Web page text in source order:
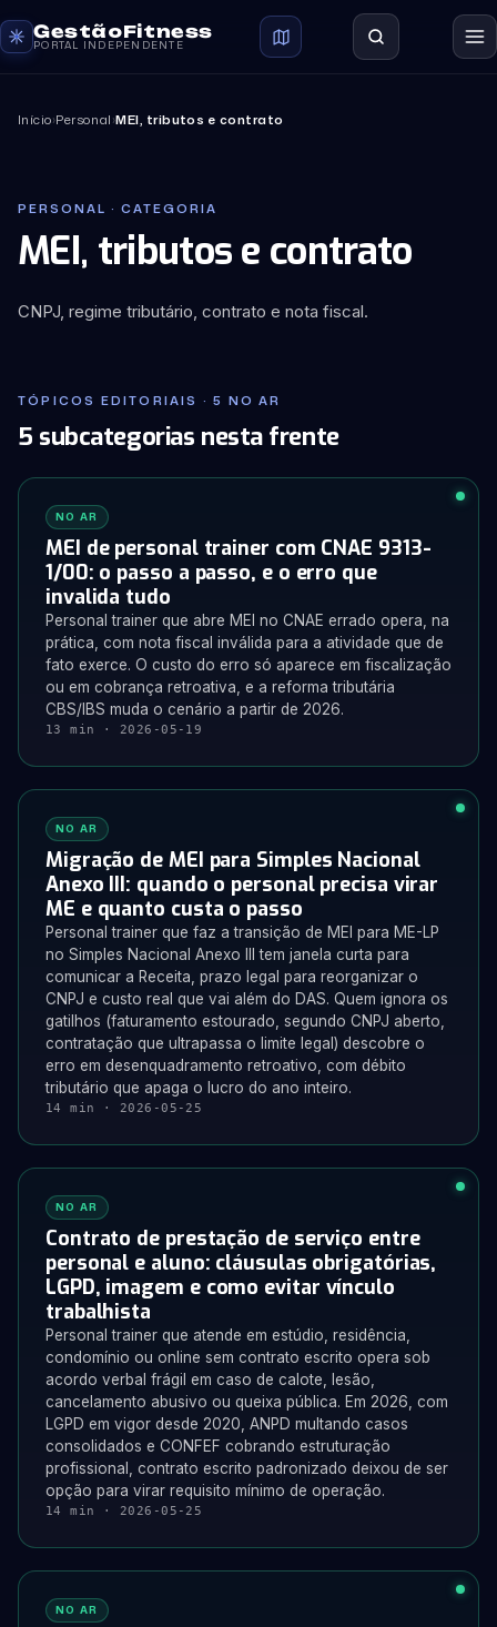
GestãoFitness
PORTAL INDEPENDENTE
Início›Personal›MEI, tributos e contrato
PERSONAL · CATEGORIA
MEI, tributos e contrato
CNPJ, regime tributário, contrato e nota fiscal.
TÓPICOS EDITORIAIS · 5 NO AR
5 subcategorias nesta frente
NO AR
MEI de personal trainer com CNAE 9313-
1/00: o passo a passo, e o erro que
invalida tudo
Personal trainer que abre MEI no CNAE errado opera, na
prática, com nota fiscal inválida para a atividade que de
fato exerce. O custo do erro só aparece em fiscalização
ou em cobrança retroativa, e a reforma tributária
CBS/IBS muda o cenário a partir de 2026.
13 min · 2026-05-19
NO AR
Migração de MEI para Simples Nacional
Anexo III: quando o personal precisa virar
ME e quanto custa o passo
Personal trainer que faz a transição de MEI para ME-LP
no Simples Nacional Anexo III tem janela curta para
comunicar a Receita, prazo legal para reorganizar o
CNPJ e custo real que vai além do DAS. Quem ignora os
gatilhos (faturamento estourado, segundo CNPJ aberto,
contratação que ultrapassa o limite legal) descobre o
erro em desenquadramento retroativo, com débito
tributário que apaga o lucro do ano inteiro.
14 min · 2026-05-25
NO AR
Contrato de prestação de serviço entre
personal e aluno: cláusulas obrigatórias,
LGPD, imagem e como evitar vínculo
trabalhista
Personal trainer que atende em estúdio, residência,
condomínio ou online sem contrato escrito opera sob
acordo verbal frágil em caso de calote, lesão,
cancelamento abusivo ou queixa pública. Em 2026, com
LGPD em vigor desde 2020, ANPD multando casos
consolidados e CONFEF cobrando estruturação
profissional, contrato escrito padronizado deixou de ser
opção para virar requisito mínimo de operação.
14 min · 2026-05-25
NO AR